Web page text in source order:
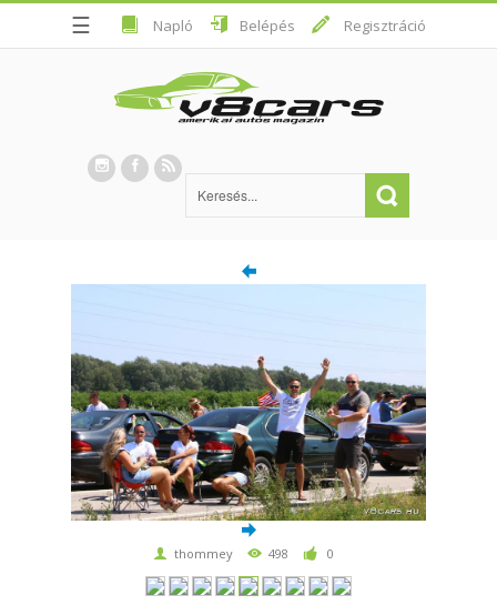
☰ Napló Belépés Regisztráció
thommey 498 0